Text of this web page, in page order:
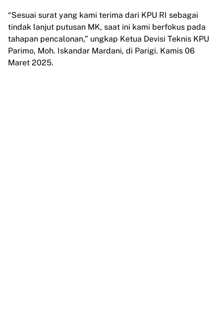
“Sesuai surat yang kami terima dari KPU RI sebagai
tindak lanjut putusan MK, saat ini kami berfokus pada
tahapan pencalonan,” ungkap Ketua Devisi Teknis KPU
Parimo, Moh. Iskandar Mardani, di Parigi. Kamis 06
Maret 2025.